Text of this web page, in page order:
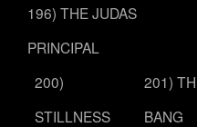
196) THE JUDAS
PRINCIPAL
200)
STILLNESS
201)
BANG